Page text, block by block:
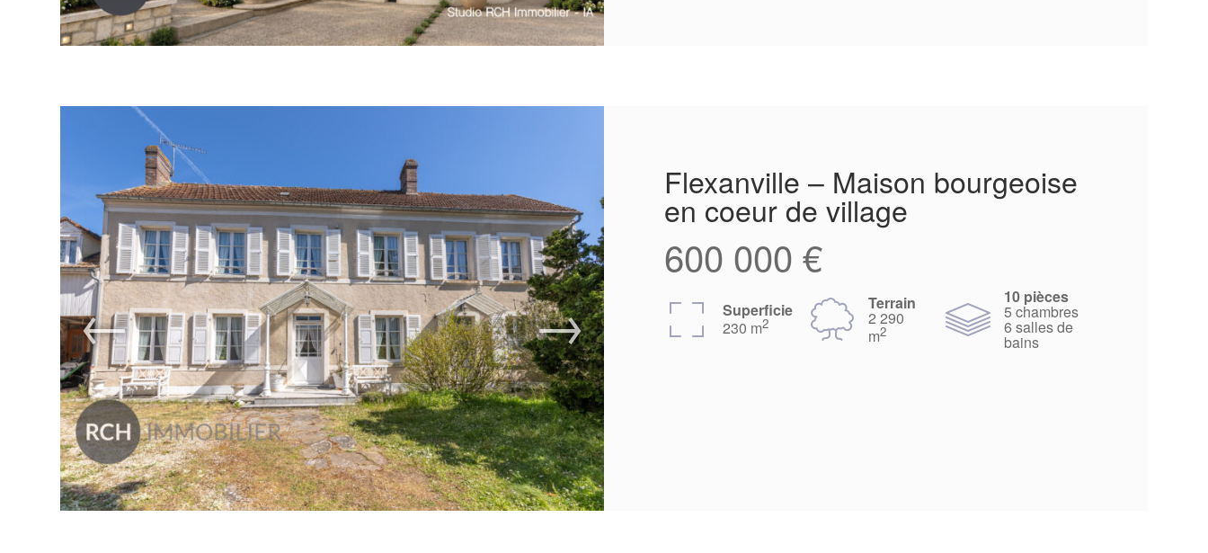
Flexanville – Maison bourgeoise
en coeur de village
600 000 €
Superficie
230 m2
Terrain
2 290
m2
10 pièces
5 chambres
6 salles de
bains